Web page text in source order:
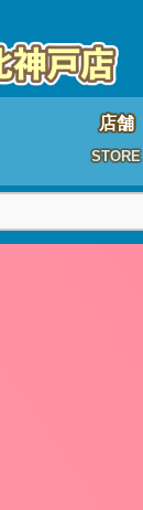
店舗
STORE